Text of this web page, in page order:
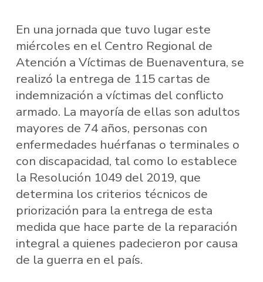
En una jornada que tuvo lugar este
miércoles en el Centro Regional de
Atención a Víctimas de Buenaventura, se
realizó la entrega de 115 cartas de
indemnización a víctimas del conflicto
armado. La mayoría de ellas son adultos
mayores de 74 años, personas con
enfermedades huérfanas o terminales o
con discapacidad, tal como lo establece
la Resolución 1049 del 2019, que
determina los criterios técnicos de
priorización para la entrega de esta
medida que hace parte de la reparación
integral a quienes padecieron por causa
de la guerra en el país.